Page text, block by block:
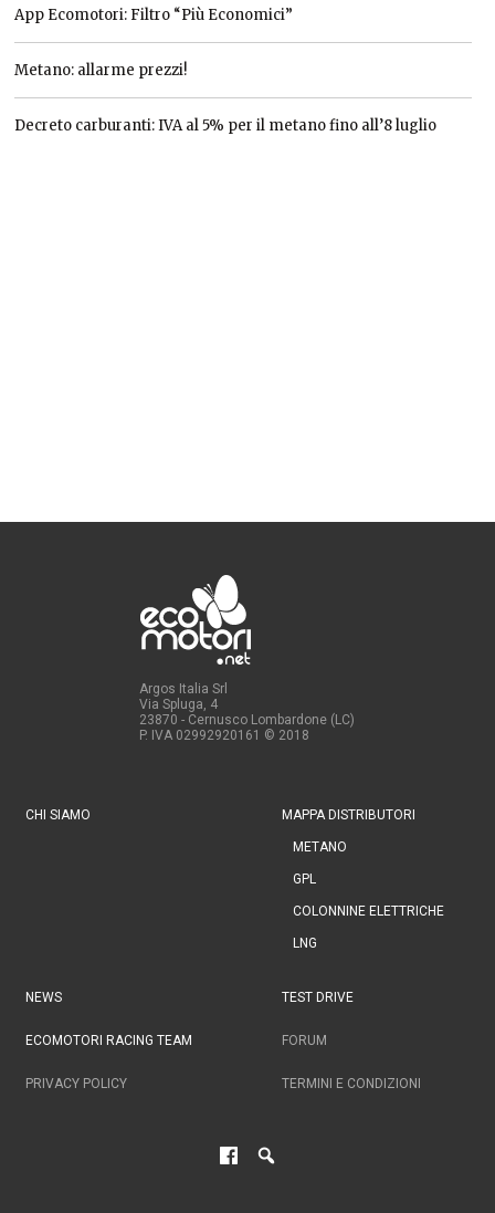
App Ecomotori: Filtro “Più Economici”
Metano: allarme prezzi!
Decreto carburanti: IVA al 5% per il metano fino all’8 luglio
Argos Italia Srl
Via Spluga, 4
23870 - Cernusco Lombardone (LC)
P. IVA 02992920161 © 2018
CHI SIAMO MAPPA DISTRIBUTORI
METANO
GPL
COLONNINE ELETTRICHE
LNG
NEWS TEST DRIVE
ECOMOTORI RACING TEAM FORUM
PRIVACY POLICY TERMINI E CONDIZIONI